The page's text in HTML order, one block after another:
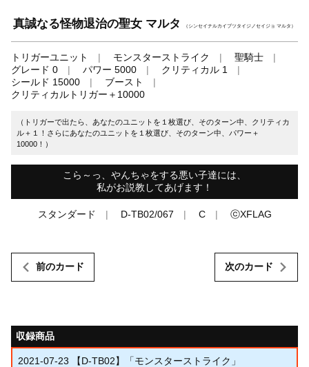
真誠なる怪物退治の聖女 マルタ （シンセイナルカイブツタイジノセイジョ マルタ）
トリガーユニット モンスターストライク
聖騎士
グレード 0
パワー 5000
クリティカル 1
シールド 15000
ブースト
クリティカルトリガー＋10000
（トリガーで出たら、あなたのユニットを１枚選び、そのターン中、クリティカ
ル＋１！さらにあなたのユニットを１枚選び、そのターン中、パワー＋
10000！）
こら～っ、やんちゃをする悪い子達には、
私がお説教してあげます！
スタンダード D-TB02/067 C ⓒXFLAG
前のカード 次のカード
収録商品
2021-07-23 【D-TB02】「モンスターストライク」